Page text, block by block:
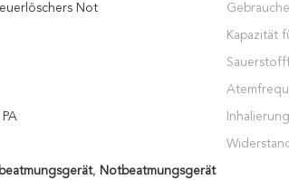
Not
Kapazität
, Notbeatmungsgerät